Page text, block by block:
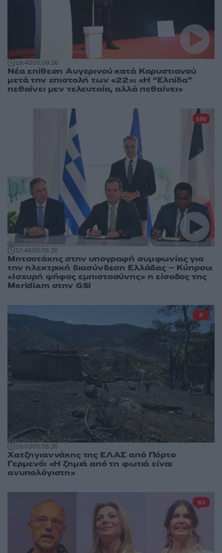
18:4005.08.26
Νέα επίθεση Αυγερινού κατά Καρυστιανού
μετά την επιστολή των «22»: «Η “Ελπίδα”
πεθαίνει μεν τελευταία, αλλά πεθαίνει»
17:4605.08.26
Μητσοτάκης στην υπογραφή συμφωνίας για
την ηλεκτρική διασύνδεση Ελλάδας – Κύπρου:
«Ισχυρή ψήφος εμπιστοσύνης» η είσοδος της
Meridiam στην GSI
180
16:0305.08.26
Χατζηγιαννάκης της ΕΛΑΣ από Πόρτο
Γερμενό: «Η ζημιά από τη φωτιά είναι
ανυπολόγιστη»
6
63